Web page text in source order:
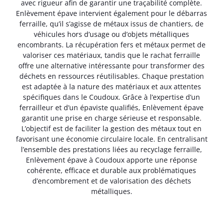
avec rigueur afin de garantir une traçabilité complète.
Enlèvement épave intervient également pour le débarras
ferraille, qu’il s’agisse de métaux issus de chantiers, de
véhicules hors d’usage ou d’objets métalliques
encombrants. La récupération fers et métaux permet de
valoriser ces matériaux, tandis que le rachat ferraille
offre une alternative intéressante pour transformer des
déchets en ressources réutilisables. Chaque prestation
est adaptée à la nature des matériaux et aux attentes
spécifiques dans le Coudoux. Grâce à l’expertise d’un
ferrailleur et d’un épaviste qualifiés, Enlèvement épave
garantit une prise en charge sérieuse et responsable.
L’objectif est de faciliter la gestion des métaux tout en
favorisant une économie circulaire locale. En centralisant
l’ensemble des prestations liées au recyclage ferraille,
Enlèvement épave à Coudoux apporte une réponse
cohérente, efficace et durable aux problématiques
d’encombrement et de valorisation des déchets
métalliques.